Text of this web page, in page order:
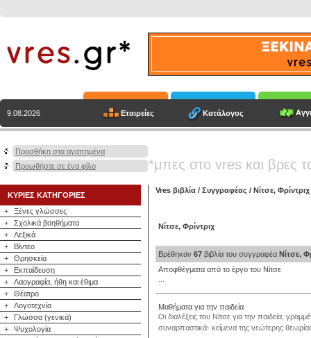
9.08.2026 Εταιρείες Κατάλογος
Προσθήκη στα αγαπημένα
Προωθήστε σε ένα φίλο
*μπες στο vres και βρες
ΚΥΡΙΕΣ ΚΑΤΗΓΟΡΙΕΣ
+
Ξένες γλώσσες
+
Σχολικά βοηθήματα
+
Λεξικά
+
Βίντεο
+
Θρησκεία
+
Εκπαίδευση
+
Λαογραφία, ήθη και έθιμα
+
Θέατρο
+
Λογοτεχνία
+
Γλώσσα (γενικά)
+
Ψυχολογία
Vres βιβλία / Συγγραφέας / Νίτσε, Φρίντριχ
Νίτσε, Φρίντριχ
Βρέθηκαν 67 βιβλία του συγγραφέα Νίτσε,
Αποφθέγματα από το έργο του Νίτσε
Μαθήματα για την παιδεία
Οι διαλέξεις του Νίτσε για την παιδεία,
συναρπαστικά- κείμενα της νεώτερης